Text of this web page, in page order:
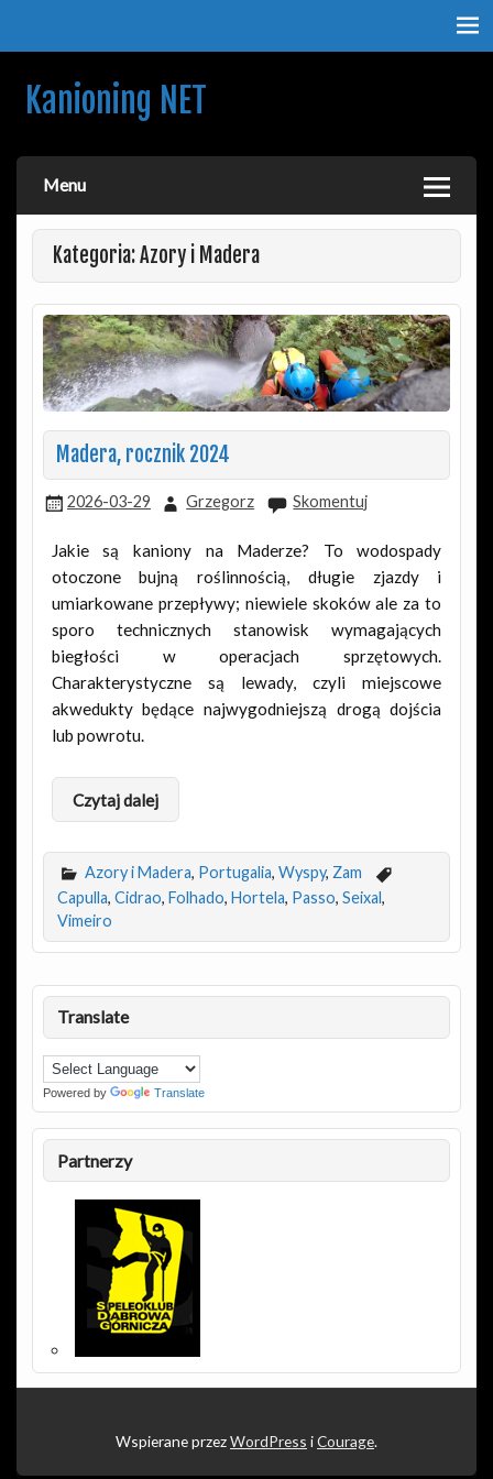
Kanioning NET
kanioningowców.
Menu
Kategoria: Azory i Madera
Madera, rocznik 2024
2026-03-29 Grzegorz Skomentuj
Jakie są kaniony na Maderze? To wodospady
otoczone bujną roślinnością, długie zjazdy i
umiarkowane przepływy; niewiele skoków ale za to
sporo technicznych stanowisk wymagających
biegłości w operacjach sprzętowych.
Charakterystyczne są lewady, czyli miejscowe
akwedukty będące najwygodniejszą drogą dojścia
lub powrotu.
Czytaj dalej
Azory i Madera, Portugalia, Wyspy, Zam
Capulla, Cidrao, Folhado, Hortela, Passo, Seixal ,
Vimeiro
Translate
Powered by Translate
Partnerzy
Wspierane przezWordPress iCourage.